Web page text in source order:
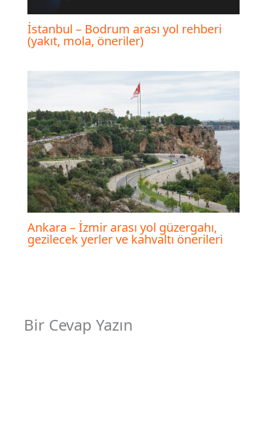
İstanbul – Bodrum arası yol rehberi
(yakıt, mola, öneriler)
Ankara – İzmir arası yol güzergahı,
gezilecek yerler ve kahvaltı önerileri
Bir Cevap Yazın